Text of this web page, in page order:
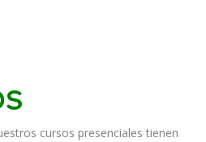
estros cursos presenciales tienen